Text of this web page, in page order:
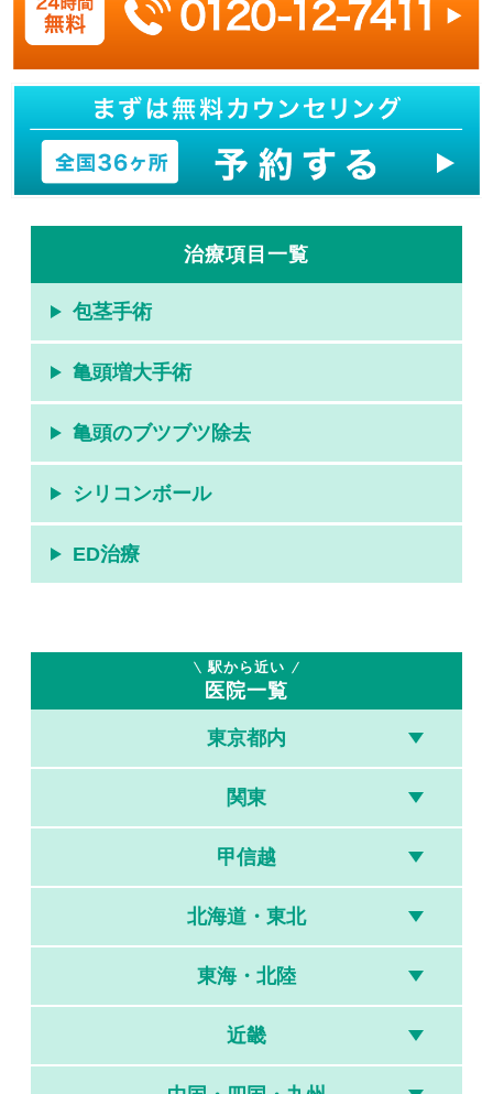
治療項目一覧
包茎手術
亀頭増大手術
亀頭のブツブツ除去
シリコンボール
ED治療
駅から近い
医院一覧
東京都内
関東
甲信越
北海道・東北
東海・北陸
近畿